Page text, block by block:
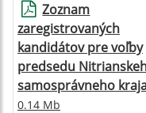
Zoznam
zaregistrovaných
kandidátov pre voľby
predsedu
samosprávneho
0.14 Mb